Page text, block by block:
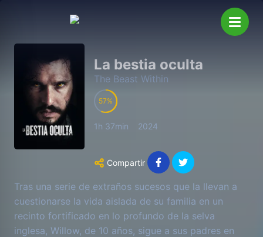
La bestia oculta
The Beast Within
57
1h 37min 2024
Compartir
Tras una serie de extraños sucesos que la llevan a
cuestionarse la vida aislada de su familia en un
recinto fortificado en lo profundo de la selva
inglesa, Willow, de 10 años, sigue a sus padres en